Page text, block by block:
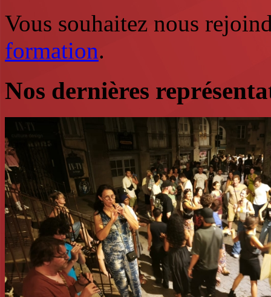
Vous souhaitez nous
formation.
Nos dernières